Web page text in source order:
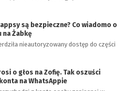
są bezpieczne? Co wiadomo o
na Żabkę
nieautoryzowany dostęp do części
o głos na Zofię. Tak oszuści
na WhatsAppie